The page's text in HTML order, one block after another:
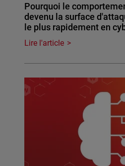
Pourquoi le
devenu la surface
le plus rapidement en
Lire l'article